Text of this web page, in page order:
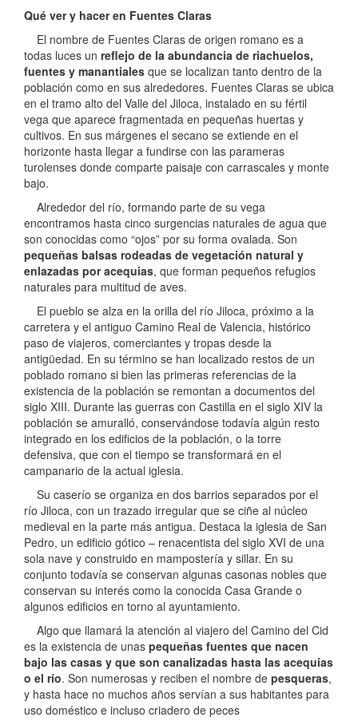
Qué ver y hacer en Fuentes Claras
El nombre de Fuentes Claras de origen romano es a
todas luces un reflejo de la abundancia de riachuelos,
fuentes y manantiales que se localizan tanto dentro de la
población como en sus alrededores. Fuentes Claras se ubica
en el tramo alto del Valle del Jiloca, instalado en su fértil
vega que aparece fragmentada en pequeñas huertas y
cultivos. En sus márgenes el secano se extiende en el
horizonte hasta llegar a fundirse con las parameras
turolenses donde comparte paisaje con carrascales y monte
bajo.
Alrededor del río, formando parte de su vega
encontramos hasta cinco surgencias naturales de agua que
son conocidas como “ojos” por su forma ovalada. Son
pequeñas balsas rodeadas de vegetación natural y
enlazadas por acequias, que forman pequeños refugios
naturales para multitud de aves.
El pueblo se alza en la orilla del río Jiloca, próximo a la
carretera y el antiguo Camino Real de Valencia, histórico
paso de viajeros, comerciantes y tropas desde la
antigüedad. En su término se han localizado restos de un
poblado romano si bien las primeras referencias de la
existencia de la población se remontan a documentos del
siglo XIII. Durante las guerras con Castilla en el siglo XIV la
población se amuralló, conservándose todavía algún resto
integrado en los edificios de la población, o la torre
defensiva, que con el tiempo se transformará en el
campanario de la actual iglesia.
Su caserío se organiza en dos barrios separados por el
río Jiloca, con un trazado irregular que se ciñe al núcleo
medieval en la parte más antigua. Destaca la iglesia de San
Pedro, un edificio gótico – renacentista del siglo XVI de una
sola nave y construido en mampostería y sillar. En su
conjunto todavía se conservan algunas casonas nobles que
conservan su interés como la conocida Casa Grande o
algunos edificios en torno al ayuntamiento.
Algo que llamará la atención al viajero del Camino del Cid
es la existencia de unas pequeñas fuentes que nacen
bajo las casas y que son canalizadas hasta las acequias
o el río. Son numerosas y reciben el nombre de pesqueras,
y hasta hace no muchos años servían a sus habitantes para
uso doméstico e incluso criadero de peces